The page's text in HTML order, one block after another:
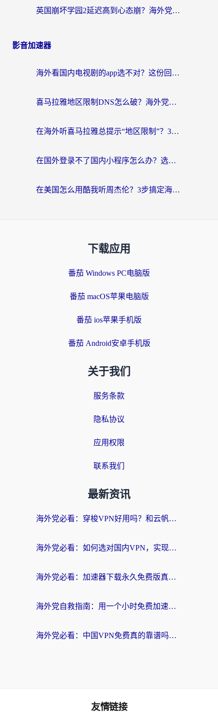
英国崩坏学园2延迟高到心态崩？海外党国服游戏加速终极指南
影音加速器
海外看国内电视剧的app选不对？这份回国加速器避坑指南帮你流畅追剧
喜马拉雅地区限制DNS怎么破？海外党听国内音乐听书的终极解决方案
在海外听喜马拉雅总提示“地区限制”？3步轻松解除+听国内音乐全攻略
在国外登录不了国内小程序怎么办？选对回国加速器，轻松解锁国内资源
在美国怎么用酷我听周杰伦？3步搞定海外听歌难题
下载应用
番茄 Windows PC电脑版
番茄 macOS苹果电脑版
番茄 ios苹果手机版
番茄 Android安卓手机版
关于我们
服务条款
隐私协议
应用权限
联系我们
最新资讯
海外党必看：穿梭VPN好用吗？和云帆VPN对比哪个回国效果更好？附真实测评+避坑指南
海外党必看：如何选对国内VPN，实现无缝访问国内资源？
海外党必看：加速器下载永久免费版真的存在吗？教你无缝访问国内资源的正确姿势
海外党自救指南：用一个小时免费加速器，轻松打破国内资源访问壁垒？
海外党必看：中国VPN免费真的靠谱吗？手把手教你选对回国加速器
友情链接